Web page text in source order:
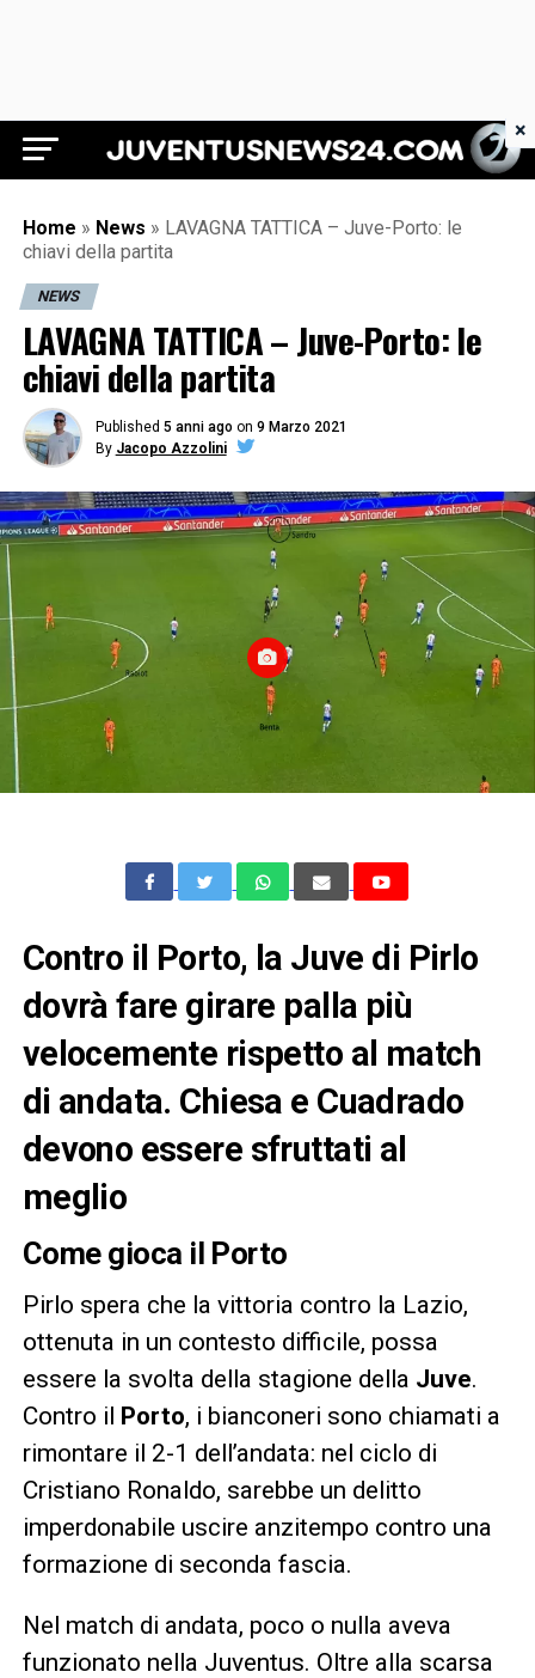
Juventus News 24
Home » News » LAVAGNA TATTICA – Juve-Porto: le
chiavi della partita
NEWS
LAVAGNA TATTICA – Juve-Porto: le
chiavi della partita
Published 5 anni ago on 9 Marzo 2021
By Jacopo Azzolini
Contro il Porto, la Juve di Pirlo
dovrà fare girare palla più
velocemente rispetto al match
di andata. Chiesa e Cuadrado
devono essere sfruttati al
meglio
Come gioca il Porto
Pirlo spera che la vittoria contro la Lazio,
ottenuta in un contesto difficile, possa
essere la svolta della stagione della Juve.
Contro il Porto, i bianconeri sono chiamati a
rimontare il 2-1 dell’andata: nel ciclo di
Cristiano Ronaldo, sarebbe un delitto
imperdonabile uscire anzitempo contro una
formazione di seconda fascia.
Nel match di andata, poco o nulla aveva
funzionato nella Juventus. Oltre alla scarsa
×